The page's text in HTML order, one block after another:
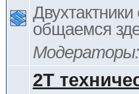
общаемся
2Т